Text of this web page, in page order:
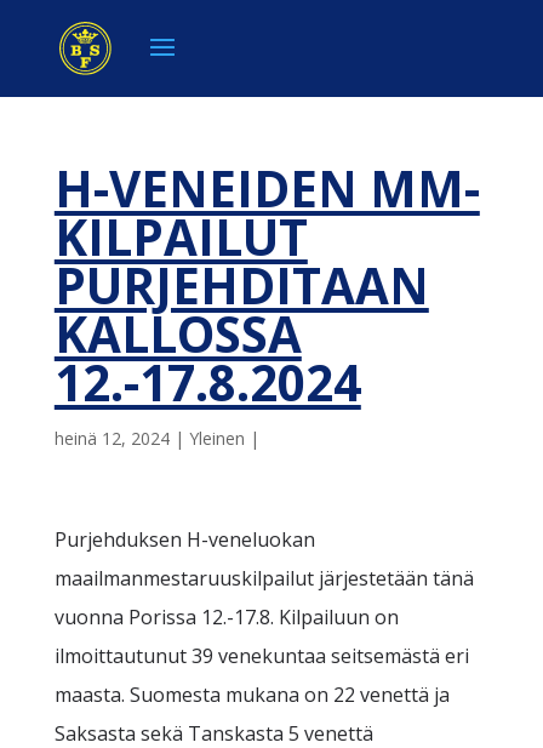
H-VENEIDEN MM-
KILPAILUT
PURJEHDITAAN
KALLOSSA
12.-17.8.2024
heinä 12, 2024| Yleinen |
Purjehduksen H-veneluokan
maailmanmestaruuskilpailut järjestetään tänä
vuonna Porissa 12.-17.8. Kilpailuun on
ilmoittautunut 39 venekuntaa seitsemästä eri
maasta. Suomesta mukana on 22 venettä ja
Saksasta sekä Tanskasta 5 venettä